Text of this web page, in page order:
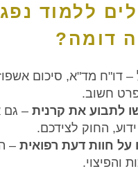
ללמוד
דומה?
– דו"ח מד"א, סיכום
חשוב.
לתבוע את קרנית – גם
החוק לצידכם.
על חוות דעת רפואית –
והפיצוי.